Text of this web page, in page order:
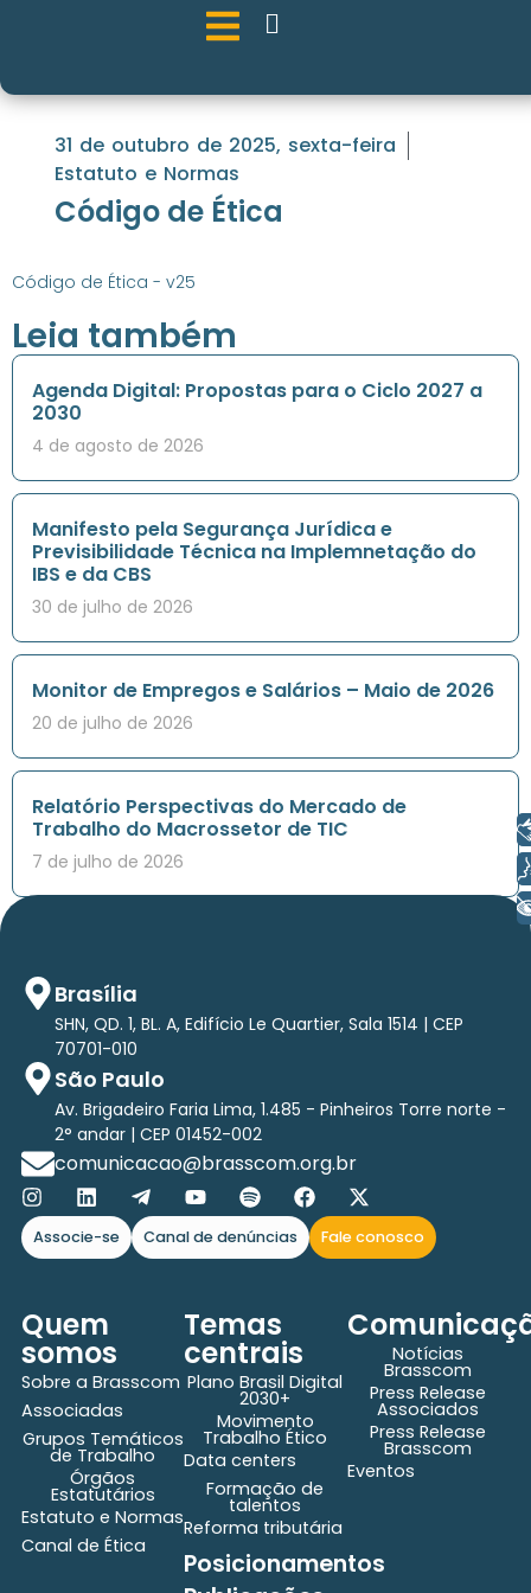
31 de outubro de 2025, sexta-feira
Estatuto e Normas
Código de Ética
Código de Ética - v25
Leia também
Agenda Digital: Propostas para o Ciclo 2027 a
2030
4 de agosto de 2026
Manifesto pela Segurança Jurídica e
Previsibilidade Técnica na Implemnetação do
IBS e da CBS
30 de julho de 2026
Monitor de Empregos e Salários – Maio de 2026
20 de julho de 2026
Relatório Perspectivas do Mercado de
Trabalho do Macrossetor de TIC
7 de julho de 2026
Brasília
SHN, QD. 1, BL. A, Edifício Le Quartier, Sala 1514 | CEP
70701-010
São Paulo
Av. Brigadeiro Faria Lima, 1.485 - Pinheiros Torre norte -
2° andar | CEP 01452-002
comunicacao@brasscom.org.br
Associe-se Canal de denúncias Fale conosco
Quem
somos
Sobre a Brasscom
Associadas
Grupos Temáticos
de Trabalho
Órgãos
Estatutários
Estatuto e Normas
Canal de Ética
Temas
centrais
Plano Brasil Digital
2030+
Movimento
Trabalho Ético
Data centers
Formação de
talentos
Reforma tributária
Posicionamentos
Notícias
Brasscom
Press Release
Associados
Press Release
Brasscom
Eventos